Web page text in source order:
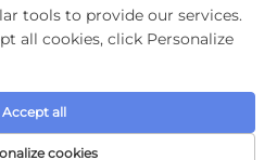
obdrželi naši týdenní novinu
tools to provide our services.
all cookies, click Personalize
cookies
Accept all